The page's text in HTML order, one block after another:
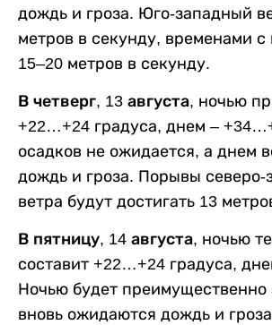
дождь и гроза. Юго-западный
метров в секунду, временами
15–20 метров в секунду.
В четверг, 13 августа, ночью
+22…+24 градуса, днем –
осадков не ожидается, а днем
дождь и гроза. Порывы северо-
ветра будут достигать 13
В пятницу, 14 августа, ночью
составит +22…+24 градуса,
Ночью будет преимущественно
вновь ожидаются дождь и